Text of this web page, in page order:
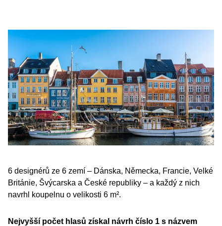
6 designérů ze 6 zemí – Dánska, Německa, Francie, Velké
Británie, Švýcarska a České republiky – a každý z nich
navrhl koupelnu o velikosti 6 m².
Nejvyšší počet hlasů získal návrh číslo 1 s názvem